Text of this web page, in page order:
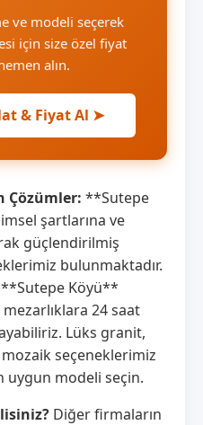
ve modeli seçerek
için size özel fiyat
alın.
& Fiyat Al ➤
Çözümler: **Sutepe
şartlarına ve
güçlendirilmiş
bulunmaktadır.
Köyü**
24 saat
Lüks granit,
seçeneklerimiz
uygun modeli seçin.
Diğer firmaların